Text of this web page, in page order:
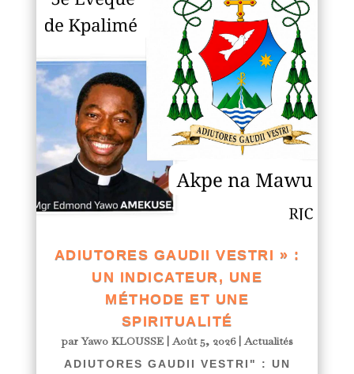
ADIUTORES GAUDII VESTRI » :
UN INDICATEUR, UNE
MÉTHODE ET UNE
SPIRITUALITÉ
parYawo KLOUSSE|Août 5, 2026|Actualités
ADIUTORES GAUDII VESTRI" : UN